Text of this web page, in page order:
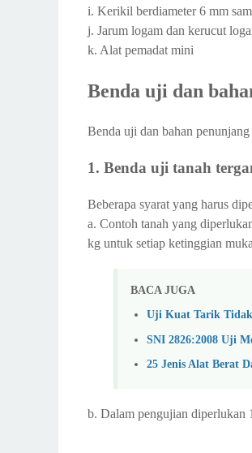
i. Kerikil berdiameter 6 mm
j. Jarum logam dan kerucut
k. Alat pemadat mini
Benda uji dan
Benda uji dan bahan
1. Benda uji tanah
Beberapa syarat yang harus
a. Contoh tanah yang
kg untuk setiap ketinggian
BACA JUGA
Uji Kuat Tarik
SNI 2826:2008 Uji
25 Jenis Alat Berat
b. Dalam pengujian diperlukan